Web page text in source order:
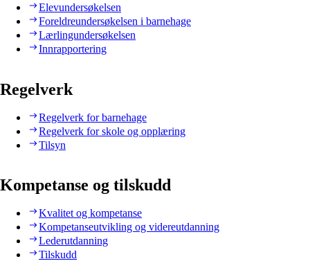
Elevundersøkelsen
Foreldreundersøkelsen i barnehage
Lærlingundersøkelsen
Innrapportering
Regelverk
Regelverk for barnehage
Regelverk for skole og opplæring
Tilsyn
Kompetanse og tilskudd
Kvalitet og kompetanse
Kompetanseutvikling og videreutdanning
Lederutdanning
Tilskudd